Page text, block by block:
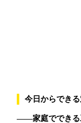
今日からでき
――家庭でできる